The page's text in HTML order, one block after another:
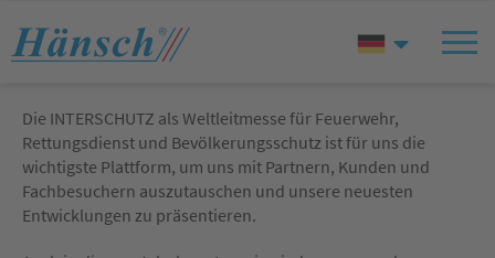
Die INTERSCHUTZ als Weltleitmesse für Feuerwehr,
Rettungsdienst und Bevölkerungsschutz ist für uns die
wichtigste Plattform, um uns mit Partnern, Kunden und
Fachbesuchern auszutauschen und unsere neuesten
Entwicklungen zu präsentieren.